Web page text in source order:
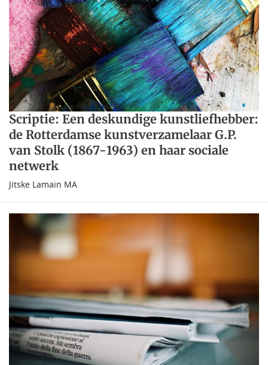
Scriptie: Een deskundige kunstliefhebber:
de Rotterdamse kunstverzamelaar G.P.
van Stolk (1867-1963) en haar sociale
netwerk
Jitske Lamain MA